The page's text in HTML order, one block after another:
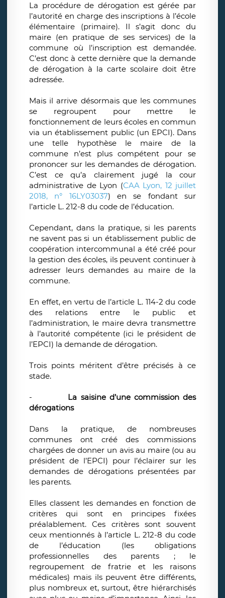
La procédure de dérogation est gérée par
l’autorité en charge des inscriptions à l’école
élémentaire (primaire). Il s’agit donc du
maire (en pratique de ses services) de la
commune où l’inscription est demandée.
C’est donc à cette dernière que la demande
de dérogation à la carte scolaire doit être
adressée.
Mais il arrive désormais que les communes
se regroupent pour mettre le
fonctionnement de leurs écoles en commun
via un établissement public (un EPCI). Dans
une telle hypothèse le maire de la
commune n’est plus compétent pour se
prononcer sur les demandes de dérogation.
C’est ce qu’a clairement jugé la cour
administrative de Lyon (CAA Lyon, 12 juillet
2018, n° 16LY03037) en se fondant sur
l’article L. 212-8 du code de l’éducation.
Cependant, dans la pratique, si les parents
ne savent pas si un établissement public de
coopération intercommunal a été créé pour
la gestion des écoles, ils peuvent continuer à
adresser leurs demandes au maire de la
commune.
En effet, en vertu de l’article L. 114-2 du code
des relations entre le public et
l’administration, le maire devra transmettre
à l’autorité compétente (ici le président de
l’EPCI) la demande de dérogation.
Trois points méritent d’être précisés à ce
stade.
-
La saisine d’une commission des
dérogations
Dans la pratique, de nombreuses
communes ont créé des commissions
chargées de donner un avis au maire (ou au
président de l’EPCI) pour l’éclairer sur les
demandes de dérogations présentées par
les parents.
Elles classent les demandes en fonction de
critères qui sont en principes fixées
préalablement. Ces critères sont souvent
ceux mentionnés à l’article L. 212-8 du code
de l’éducation (les obligations
professionnelles des parents ; le
regroupement de fratrie et les raisons
médicales) mais ils peuvent être différents,
plus nombreux et, surtout, être hiérarchisés